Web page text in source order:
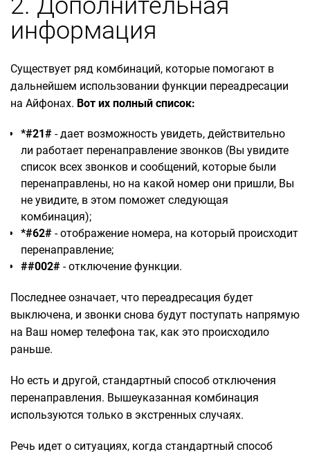
информация
Существует ряд комбинаций, которые помогают в
дальнейшем использовании функции переадресации
на Айфонах. Вот их полный список:
*#21# - дает возможность увидеть, действительно
ли работает перенаправление звонков (Вы увидите
список всех звонков и сообщений, которые были
перенаправлены, но на какой номер они пришли, Вы
не увидите, в этом поможет следующая
комбинация);
*#62# - отображение номера, на который происходит
перенаправление;
##002# - отключение функции.
Последнее означает, что переадресация будет
выключена, и звонки снова будут поступать напрямую
на Ваш номер телефона так, как это происходило
раньше.
Но есть и другой, стандартный способ отключения
перенаправления. Вышеуказанная комбинация
используются только в экстренных случаях.
Речь идет о ситуациях, когда стандартный способ